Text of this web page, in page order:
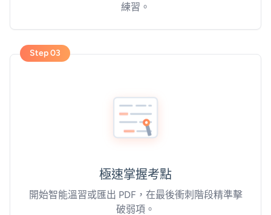
練習。
Step 03
極速掌握考點
開始智能溫習或匯出 PDF，在最後衝刺階段精準擊
破弱項。